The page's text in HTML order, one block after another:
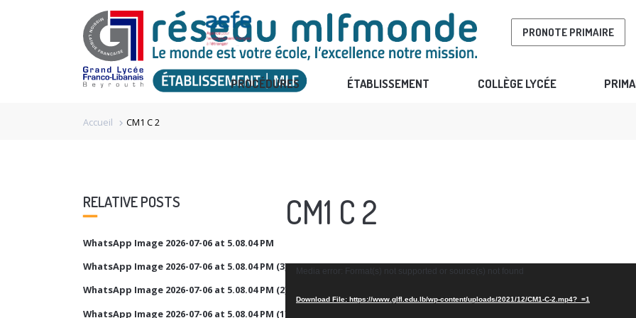
PRONOTE PRIMAIRE
PROCÉDURES ÉTABLISSEMENT COLLÈGE LYCÉE
Accueil chevron_right CM1 C 2
RELATIVE POSTS
WhatsApp Image 2026-07-06 at 5.08.04 PM
WhatsApp Image 2026-07-06 at 5.08.04 PM (3)
WhatsApp Image 2026-07-06 at 5.08.04 PM (2)
WhatsApp Image 2026-07-06 at 5.08.04 PM (1)
CM1 C 2
Video
Player
Media error: Format(s) not supported or source(s) not found
Download File: https://www.glfl.edu.lb/wp-content/uploads/2021/12/CM1-C-2.mp4?_=1